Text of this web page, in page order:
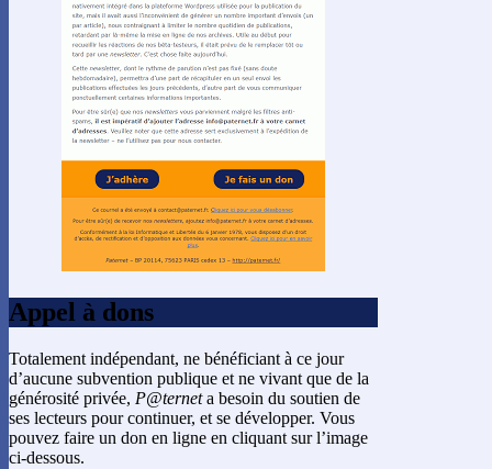
Appel à dons
Totalement indépendant, ne bénéficiant à ce jour
d’aucune subvention publique et ne vivant que de la
générosité privée, P@terneta besoin du soutien de
ses lecteurs pour continuer, et se développer. Vous
pouvez faire un don en ligne en cliquant sur l’image
ci-dessous.